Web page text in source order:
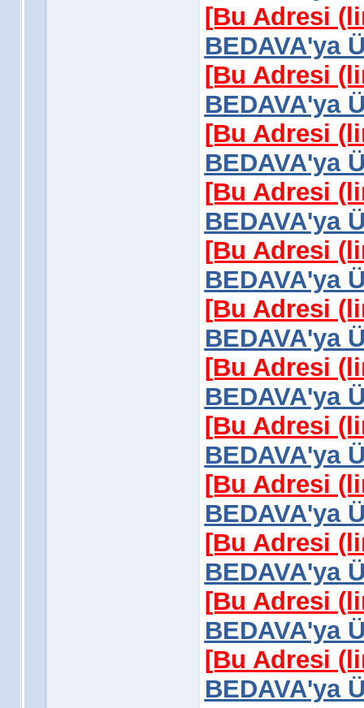
[Bu Adresi
BEDAVA'ya
[Bu Adresi
BEDAVA'ya
[Bu Adresi
BEDAVA'ya
[Bu Adresi
BEDAVA'ya
[Bu Adresi
BEDAVA'ya
[Bu Adresi
BEDAVA'ya
[Bu Adresi
BEDAVA'ya
[Bu Adresi
BEDAVA'ya
[Bu Adresi
BEDAVA'ya
[Bu Adresi
BEDAVA'ya
[Bu Adresi
BEDAVA'ya
[Bu Adresi
BEDAVA'ya